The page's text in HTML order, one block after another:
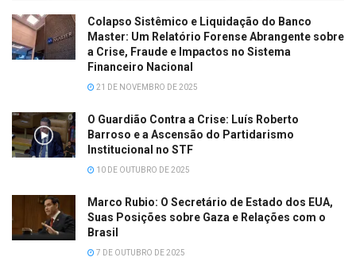
Colapso Sistêmico e Liquidação do Banco
Master: Um Relatório Forense Abrangente sobre
a Crise, Fraude e Impactos no Sistema
Financeiro Nacional
21 DE NOVEMBRO DE 2025
O Guardião Contra a Crise: Luís Roberto
Barroso e a Ascensão do Partidarismo
Institucional no STF
10 DE OUTUBRO DE 2025
Marco Rubio: O Secretário de Estado dos EUA,
Suas Posições sobre Gaza e Relações com o
Brasil
7 DE OUTUBRO DE 2025